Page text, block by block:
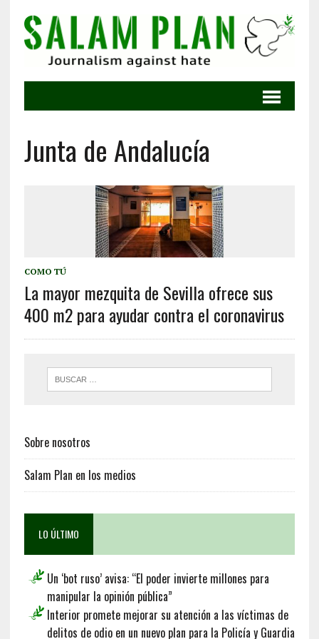
Junta de Andalucía
COMO TÚ
La mayor mezquita de Sevilla ofrece sus
400 m2 para ayudar contra el coronavirus
Sobre nosotros
Salam Plan en los medios
LO ÚLTIMO
Un ‘bot ruso’ avisa: “El poder invierte millones para
manipular la opinión pública”
Interior promete mejorar su atención a las víctimas de
delitos de odio en un nuevo plan para la Policía y Guardia